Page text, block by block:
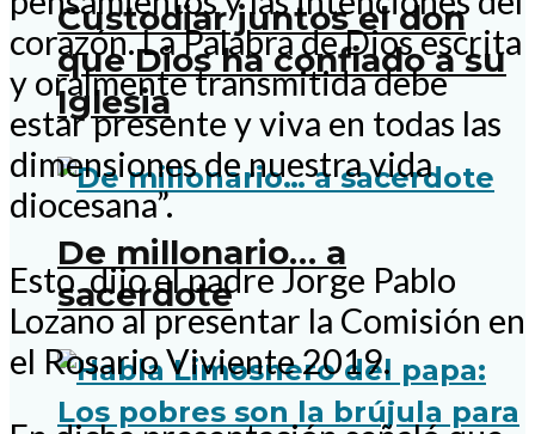
Custodiar juntos el don
que Dios ha confiado a su
Iglesia
De millonario… a
sacerdote
corazón. La Palabra de Dios escrita
y oralmente transmitida debe
estar presente y viva en todas las
dimensiones de nuestra vida
diocesana”.
Esto dijo el padre Jorge Pablo
Lozano al presentar la Comisión en
el Rosario Viviente 2019.